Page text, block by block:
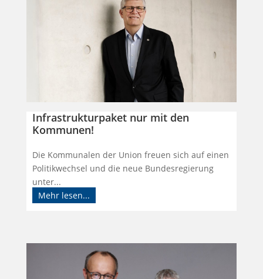
Infrastrukturpaket nur mit den
Kommunen!
Die Kommunalen der Union freuen sich auf einen
Politikwechsel und die neue Bundesregierung
unter...
Mehr lesen...